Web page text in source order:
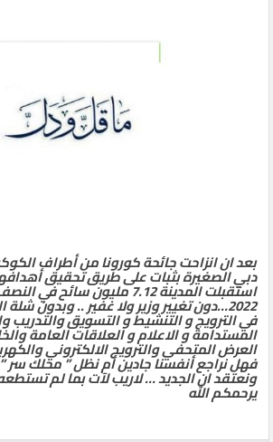
بعد ان انزاحت جائحة كورونا من أطراف
دبي الصغيرة بثبات على طريق تحقيق
استقبلت المدينة 7.12 مليون
2022…دون تغيير وزير ولا غفير .. وبدون
في الترويج و التنشيط و التسويق والتدريب
المستدامة و الاعلام و العلاقات العامة
العرض المتحفي والترويج الالكتروني
فهل نراجع أنفسنا جادين أم نظل ” محلك سر ”
ونعتقد ان الجديد … لاريب لآت بما لم
يرحمكم الله